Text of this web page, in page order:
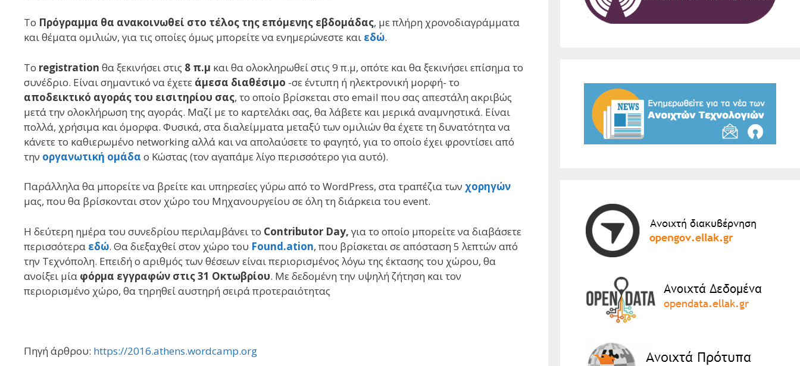
Το Πρόγραμμα θα ανακοινωθεί στο τέλος της επόμενης εβδομάδας, με πλήρη χρονοδιαγράμματα
και θέματα ομιλιών, για τις οποίες όμως μπορείτε να ενημερώνεστε και εδώ.
Το registration θα ξεκινήσει στις 8 π.μ και θα ολοκληρωθεί στις 9 π.μ, οπότε και θα ξεκινήσει επίσημα το
συνέδριο. Είναι σημαντικό να έχετε άμεσα διαθέσιμο -σε έντυπη ή ηλεκτρονική μορφή- το
αποδεικτικό αγοράς του εισιτηρίου σας, το οποίο βρίσκεται στο email που σας απεστάλη ακριβώς
μετά την ολοκλήρωση της αγοράς. Μαζί με το καρτελάκι σας, θα λάβετε και μερικά αναμνηστικά. Είναι
πολλά, χρήσιμα και όμορφα. Φυσικά, στα διαλείμματα μεταξύ των ομιλιών θα έχετε τη δυνατότητα να
κάνετε το καθιερωμένο networking αλλά και να απολαύσετε το φαγητό, για το οποίο έχει φροντίσει από
την οργανωτική ομάδα ο Κώστας (τον αγαπάμε λίγο περισσότερο για αυτό).
Παράλληλα θα μπορείτε να βρείτε και υπηρεσίες γύρω από το WordPress, στα τραπέζια των χορηγών
μας, που θα βρίσκονται στον χώρο του Μηχανουργείου σε όλη τη διάρκεια του event.
Η δεύτερη ημέρα του συνεδρίου περιλαμβάνει το Contributor Day, για το οποίο μπορείτε να διαβάσετε
περισσότερα εδώ. Θα διεξαχθεί στον χώρο του Found.ation, που βρίσκεται σε απόσταση 5 λεπτών από
την Τεχνόπολη. Επειδή ο αριθμός των θέσεων είναι περιορισμένος λόγω της έκτασης του χώρου, θα
ανοίξει μία φόρμα εγγραφών στις 31 Οκτωβρίου. Με δεδομένη την υψηλή ζήτηση και τον
περιορισμένο χώρο, θα τηρηθεί αυστηρή σειρά προτεραιότητας
Πηγή άρθρου: https://2016.athens.wordcamp.org